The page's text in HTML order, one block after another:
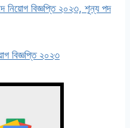
নিয়োগ বিজ্ঞপ্তি ২০২৩, শূন্য পদ
বিজ্ঞপ্তি ২০২৩